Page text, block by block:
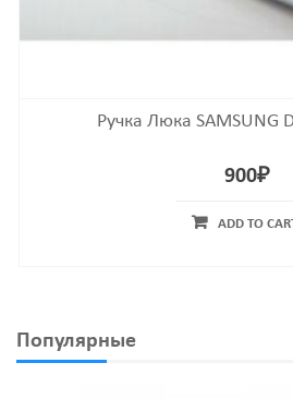
Ручка Люка SAMSUNG
900₽
ADD TO
Популярные